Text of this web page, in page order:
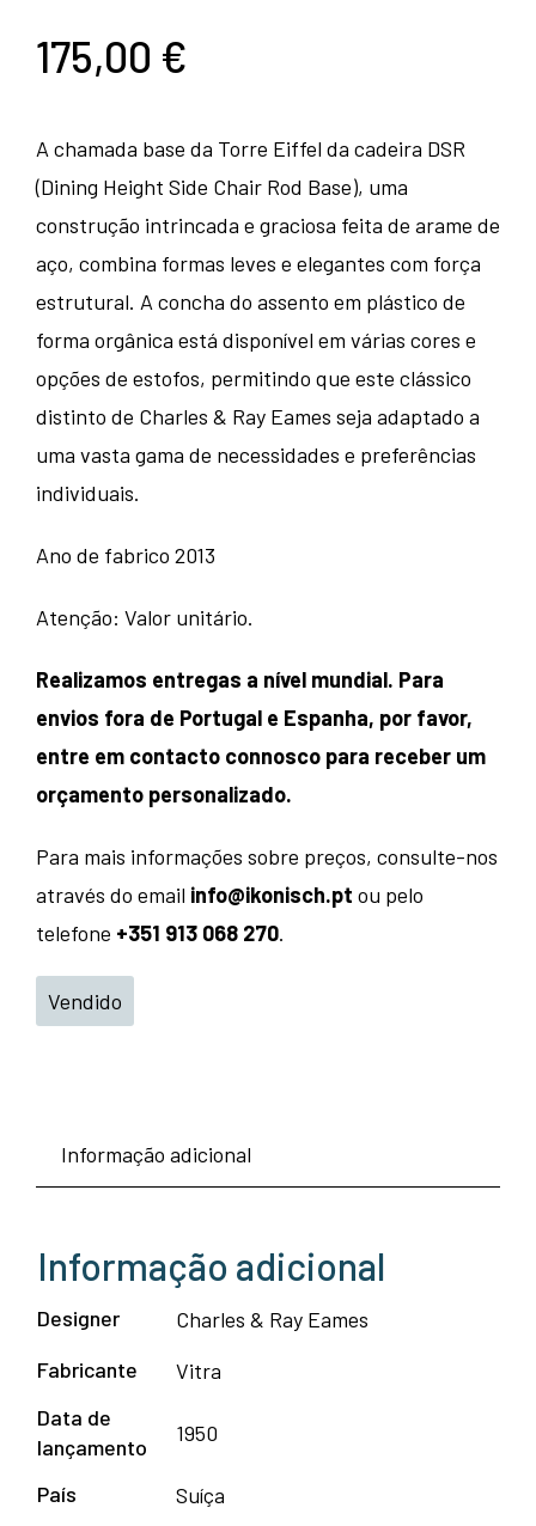
175,00 €
A chamada base da Torre Eiffel da cadeira DSR
(Dining Height Side Chair Rod Base), uma
construção intrincada e graciosa feita de arame de
aço, combina formas leves e elegantes com força
estrutural.‎ A concha do assento em plástico de
forma orgânica está disponível em várias cores e
opções de estofos, permitindo que este clássico
distinto de Charles & Ray Eames seja adaptado a
uma vasta gama de necessidades e preferências
individuais.‎
Ano de fabrico 2013
Atenção: Valor unitário.
Realizamos entregas a nível mundial. Para
envios fora de Portugal e Espanha, por favor,
entre em contacto connosco para receber um
orçamento personalizado.
Para mais informações sobre preços, consulte-nos
através do email info@ikonisch.pt ou pelo
telefone +351 913 068 270.
Vendido
Informação adicional
Informação adicional
Designer
Charles & Ray Eames
Fabricante
Vitra
Data de
lançamento
1950
País
Suíça